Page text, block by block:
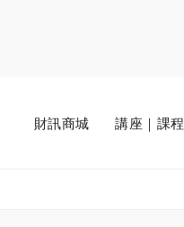
財訊商城 講座｜課程